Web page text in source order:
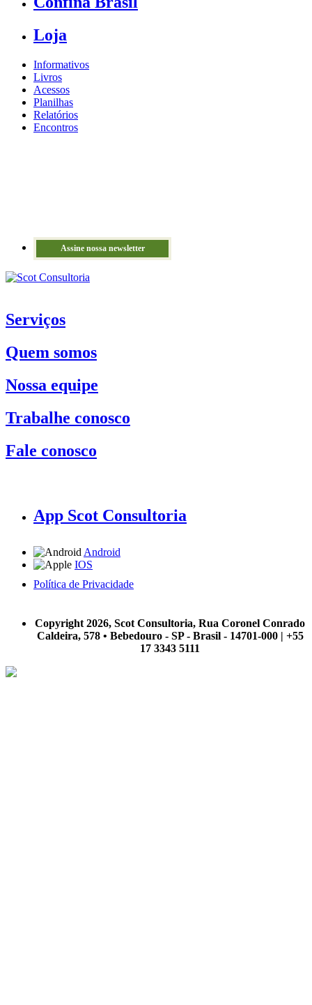
Loja
Informativos
Livros
Acessos
Planilhas
Relatórios
Encontros
Assine nossa newsletter
Serviços
Quem somos
Nossa equipe
Trabalhe conosco
Fale conosco
App Scot Consultoria
Android
IOS
Política de Privacidade
Copyright 2026, Scot Consultoria, Rua Coronel Conrado
Caldeira, 578 • Bebedouro - SP - Brasil - 14701-000 | +55
17 3343 5111